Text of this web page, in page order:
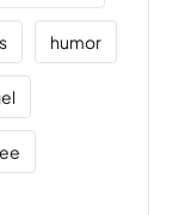
humor